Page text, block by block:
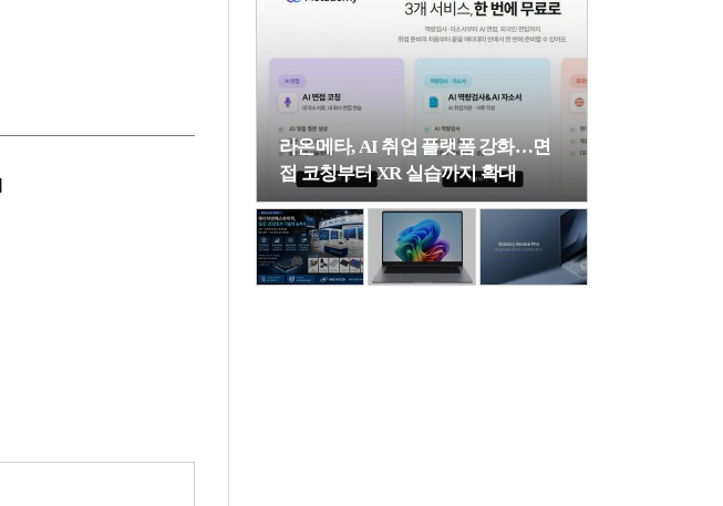
라온메타, AI 취업 플랫폼 강화…면
접 코칭부터 XR 실습까지 확대